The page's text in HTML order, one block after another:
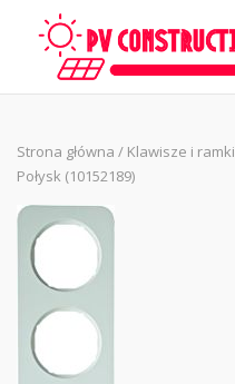
Strona główna / Klawisze i ramki
Połysk (10152189)